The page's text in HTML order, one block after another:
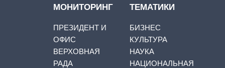
МОНИТОРИНГ
ПРЕЗИДЕНТ И
ОФИС
ВЕРХОВНАЯ
РАДА
ТЕМАТИКИ
БИЗНЕС
КУЛЬТУРА
НАУКА
НАЦИОНАЛЬНАЯ